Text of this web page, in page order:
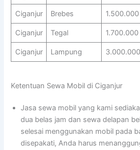
Ciganjur Brebes 1.500.000
Ciganjur Tegal 1.700.000
Ciganjur Lampung 3.000.000
Ketentuan Sewa Mobil di Ciganjur
Jasa sewa mobil yang kami
dua belas jam dan sewa delapan
selesai menggunakan mobil pada
disepakati, Anda harus